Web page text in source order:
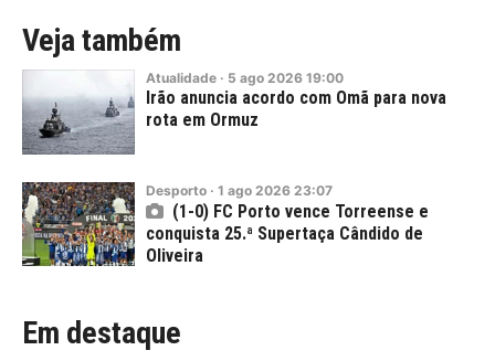
Veja também
Atualidade · 5 ago 2026 19:00
Irão anuncia acordo com Omã para nova
rota em Ormuz
Desporto · 1 ago 2026 23:07
(1-0) FC Porto vence Torreense e
conquista 25.ª Supertaça Cândido de
Oliveira
Em destaque